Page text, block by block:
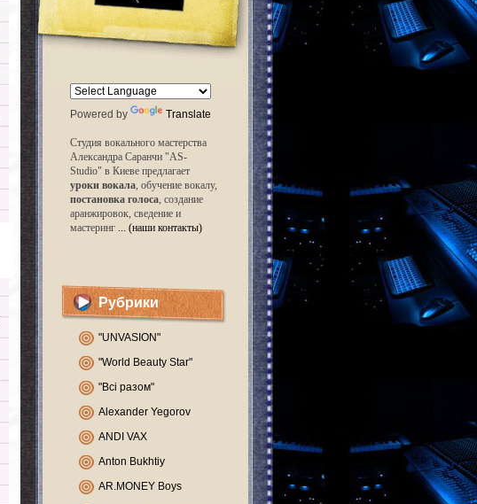
Powered by Translate
Студия вокального мастерства
Александра Саранчи "AS-
Studio" в Киеве предлагает
уроки вокала, обучение вокалу,
постановка голоса, создание
аранжировок, сведение и
мастеринг ... (наши контакты)
Рубрики
"UNVASION"
"World Beauty Star"
"Всі разом"
Alexander Yegorov
ANDI VAX
Anton Bukhtiy
AR.MONEY Boys